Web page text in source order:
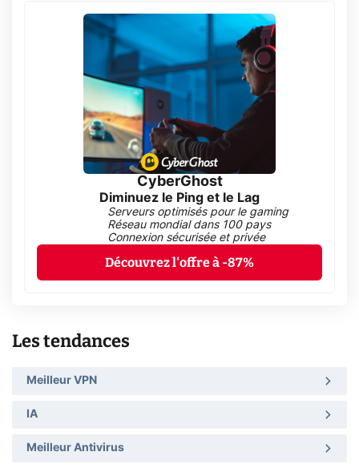
CyberGhost
Diminuez le Ping et le Lag
Serveurs optimisés pour le gaming
Réseau mondial dans 100 pays
Connexion sécurisée et privée
Découvrez l'offre à -87%
Les tendances
Meilleur VPN
IA
Meilleur Antivirus